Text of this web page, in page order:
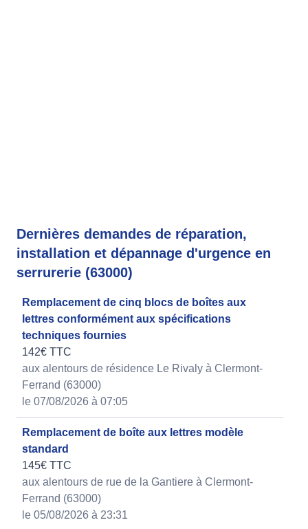
Dernières demandes de réparation,
installation et dépannage d'urgence en
serrurerie (63000)
Remplacement de cinq blocs de boîtes aux
lettres conformément aux spécifications
techniques fournies
142€ TTC
aux alentours de résidence Le Rivaly à Clermont-
Ferrand (63000)
le 07/08/2026 à 07:05
Remplacement de boîte aux lettres modèle
standard
145€ TTC
aux alentours de rue de la Gantiere à Clermont-
Ferrand (63000)
le 05/08/2026 à 23:31